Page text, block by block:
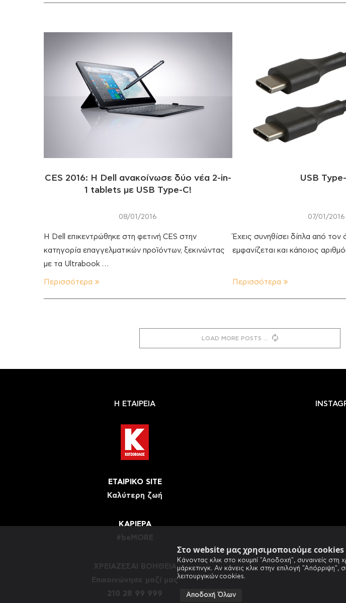
Στο website μας χρησιμοποιούμε cookies
Κάνοντας κλικ στο κουμπί "Αποδοχή", συναινείς στη
μάρκετινγκ. Αν κάνεις κλικ στην επιλογή
λειτουργικών cookies.
Αποδοχή Όλων
CES 2016: Η Dell ανακοίνωσε δύο νέα 2-in-
1 tablets με USB Type-C!
08/01/2016
Η Dell επικεντρώθηκε στη φετινή CES στην
κατηγορία επαγγελματικών προϊόντων, ξεκινώντας
με τα Ultrabook …
Περισσότερα
USB
07/01/2016
Έχεις συνηθίσει δίπλα από τον
εμφανίζεται και κάποιος
Περισσότερα
LOAD MORE POSTS
Η ΕΤΑΙΡΕΙΑ
ΕΤΑΙΡΙΚΟ SITE
Καλύτερη ζωή
ΚΑΡΙΕΡΑ
Eπικοινώνησε μαζί μας
210 28 99 999